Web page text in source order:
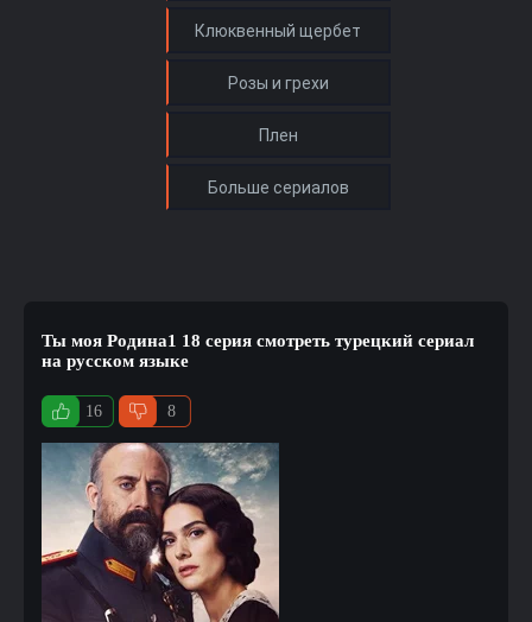
Ты моя Родина1 18 серия смотреть турецкий сериал
на русском языке
16 8